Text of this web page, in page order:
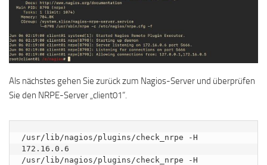
Als nächstes gehen Sie zurück zum Nagios-Server und überprüfen
Sie den NRPE-Server „client01“.
/usr/lib/nagios/plugins/check_nrpe -H
172.16.0.6
/usr/lib/nagios/plugins/check_nrpe -H